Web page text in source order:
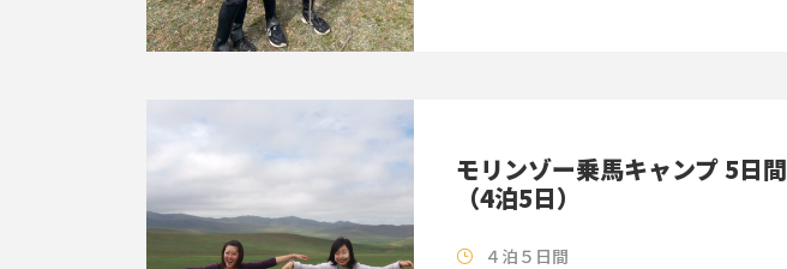
モリンゾー乗馬キャンプ 5日間
（4泊5日）
４泊５日間